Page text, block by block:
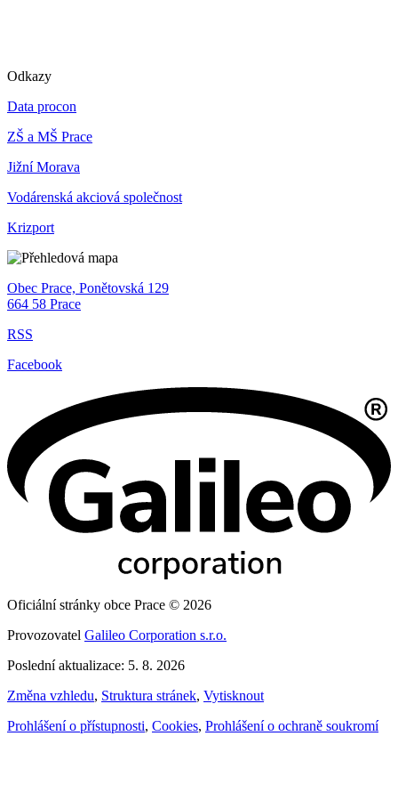
Odkazy
Data procon
ZŠ a MŠ Prace
Jižní Morava
Vodárenská akciová společnost
Krizport
Obec Prace, Ponětovská 129
664 58 Prace
RSS
Facebook
Oficiální stránky obce Prace © 2026
Provozovatel Galileo Corporation s.r.o.
Poslední aktualizace: 5. 8. 2026
Změna vzhledu, Struktura stránek, Vytisknout
Prohlášení o přístupnosti, Cookies, Prohlášení o ochraně soukromí